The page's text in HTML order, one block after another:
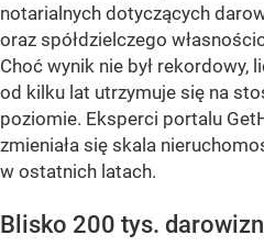
notarialnych dotyczących
oraz spółdzielczego
Choć wynik nie był rekordowy,
od kilku lat utrzymuje się na
poziomie. Eksperci portalu
zmieniała się skala
w ostatnich latach.
Blisko 200 tys.